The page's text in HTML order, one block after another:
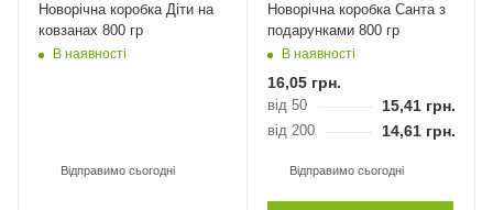
Новорічна коробка Діти на
ковзанах 800 гр
В наявності
Відправимо сьогодні
Новорічна коробка Санта з
подарунками 800 гр
В наявності
16,05грн.
від 50 15,41грн.
від 200 14,61грн.
Відправимо сьогодні